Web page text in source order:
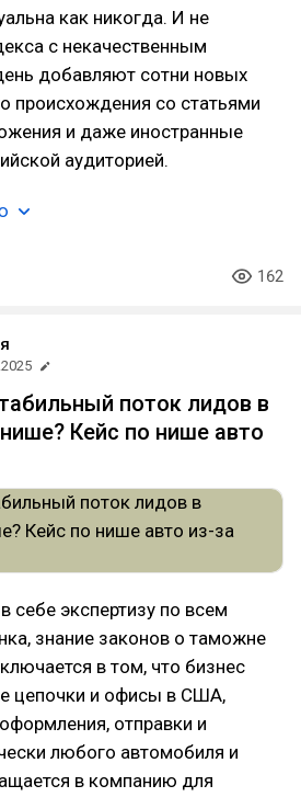
как никогда. И не
с некачественным
добавляют сотни новых
происхождения со статьями
и даже иностранные
аудиторией.
162
поток лидов в
Кейс по нише авто
себе экспертизу по всем
знание законов о таможне
в том, что бизнес
цепочки и офисы в США,
отправки и
любого автомобиля и
в компанию для